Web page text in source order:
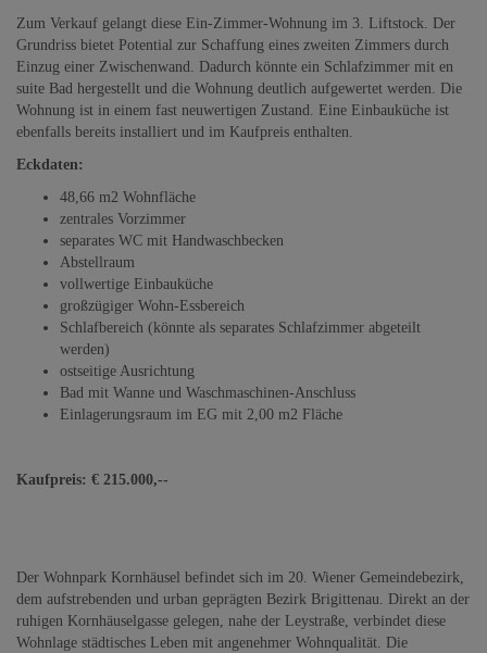
Zum Verkauf gelangt diese Ein-Zimmer-Wohnung im 3. Liftstock. Der
Grundriss bietet Potential zur Schaffung eines zweiten Zimmers durch
Einzug einer Zwischenwand. Dadurch könnte ein Schlafzimmer mit en
suite Bad hergestellt und die Wohnung deutlich aufgewertet werden. Die
Wohnung ist in einem fast neuwertigen Zustand. Eine Einbauküche ist
ebenfalls bereits installiert und im Kaufpreis enthalten.
Eckdaten:
48,66 m2 Wohnfläche
zentrales Vorzimmer
separates WC mit Handwaschbecken
Abstellraum
vollwertige Einbauküche
großzügiger Wohn-Essbereich
Schlafbereich (könnte als separates Schlafzimmer abgeteilt
werden)
ostseitige Ausrichtung
Bad mit Wanne und Waschmaschinen-Anschluss
Einlagerungsraum im EG mit 2,00 m2 Fläche
Kaufpreis: € 215.000,--
Der Wohnpark Kornhäusel befindet sich im 20. Wiener Gemeindebezirk,
dem aufstrebenden und urban geprägten Bezirk Brigittenau. Direkt an der
ruhigen Kornhäuselgasse gelegen, nahe der Leystraße, verbindet diese
Wohnlage städtisches Leben mit angenehmer Wohnqualität. Die